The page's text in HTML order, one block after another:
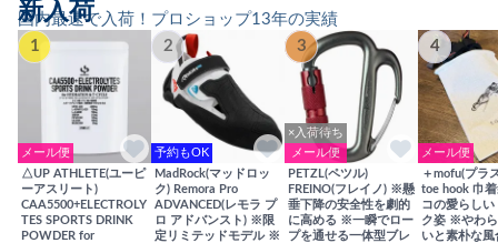
国内最速で入荷！プロショップ13年の実績
新入荷
1
メール便
△UP ATHLETE(ユーピ
ーアスリート)
CAA5500+ELECTROLY
TES SPORTS DRINK
POWDER for
2
予約もOK
MadRock(マッドロッ
ク) Remora Pro
ADVANCED(レモラ プ
ロ アドバンスト) ※限
定リミテッドモデル ※
3
×入荷待ち
メール便
PETZL(ペツル)
FREINO(フレイノ) ※懸
垂下降の安全性を劇的
に高める ※一瞬でロー
プを通せる一体型ブレ
4
メール便
＋mofu(プラ
toe hook 巾
コの愛らしい
ク姿 ※やわ
いと素朴な